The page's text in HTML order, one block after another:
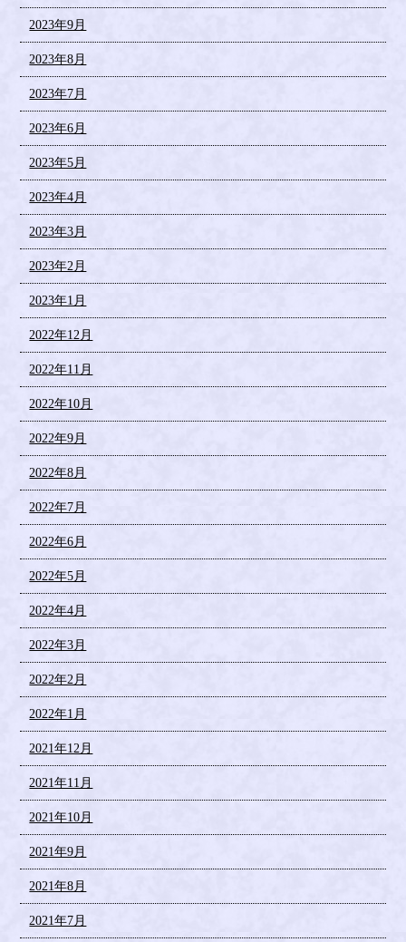
2023年9月
2023年8月
2023年7月
2023年6月
2023年5月
2023年4月
2023年3月
2023年2月
2023年1月
2022年12月
2022年11月
2022年10月
2022年9月
2022年8月
2022年7月
2022年6月
2022年5月
2022年4月
2022年3月
2022年2月
2022年1月
2021年12月
2021年11月
2021年10月
2021年9月
2021年8月
2021年7月